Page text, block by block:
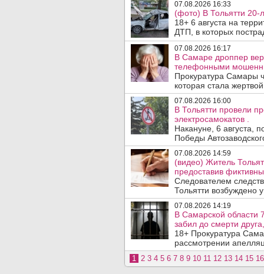
07.08.2026 16:33
(фото) В Тольятти 20-
18+ 6 августа на
ДТП, в которых
07.08.2026 16:17
В Самаре дроппер
телефонными
Прокуратура Самары
которая стала
07.08.2026 16:00
В Тольятти провели
электросамокатов .
Накануне, 6 августа,
Победы
07.08.2026 14:59
(видео) Житель
предоставив
Следователем
Тольятти возбуждено
07.08.2026 14:19
В Самарской области
забил до смерти
18+ Прокуратура
рассмотрении
1 2 3 4 5 6 7 8 9 10 11 12 13 14 15 16